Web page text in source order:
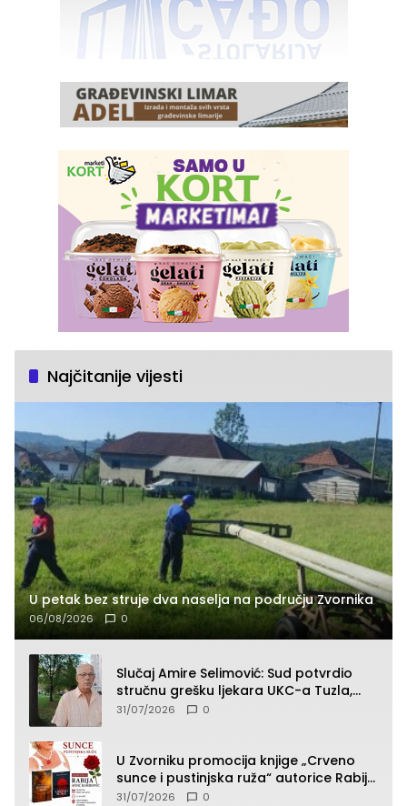
Najčitanije vijesti
U petak bez struje dva naselja na području Zvornika
06/08/2026 0
Slučaj Amire Selimović: Sud potvrdio
stručnu grešku ljekara UKC-a Tuzla,
presudan dokaz ostala obdukcija
31/07/2026 0
U Zvorniku promocija knjige „Crveno
sunce i pustinjska ruža“ autorice Rabije
Avdić-Hamidović
31/07/2026 0